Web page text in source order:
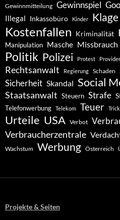
Gewinnmitteilung Gewinnspiel
Illegal Inkassobüro Kinder Klage
Kostenfallen Kriminalität
Manipulation Masche Missbrauch
Politik Polizei Protest Provider
Rechtsanwalt Regierung Schaden
Sicherheit Skandal Social
Staatsanwalt Steuern Strafe
Telefonwerbung Telekom Teuer
Urteile USA Verbot
Verbraucherzentrale
Wachstum Werbung Österreich
Projekte & Seiten